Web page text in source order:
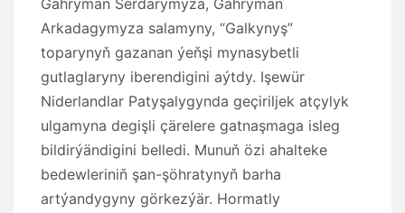
Gahryman Serdarymyza, Gahryman
Arkadagymyza salamyny, “Galkynyş”
toparynyň gazanan ýeňşi mynasybetli
gutlaglaryny iberendigini aýtdy. Işewür
Niderlandlar Patyşalygynda geçiriljek atçylyk
ulgamyna degişli çärelere gatnaşmaga isleg
bildirýändigini belledi. Munuň özi ahalteke
bedewleriniň şan-şöhratynyň barha
artýandygyny görkezýär. Hormatly